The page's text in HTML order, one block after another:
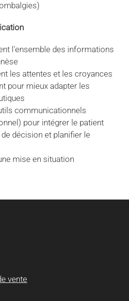
l'ensemble des informations
les attentes et les croyances
pour mieux adapter les
communicationnels
pour intégrer le patient
décision et planifier le
mise en situation
vente